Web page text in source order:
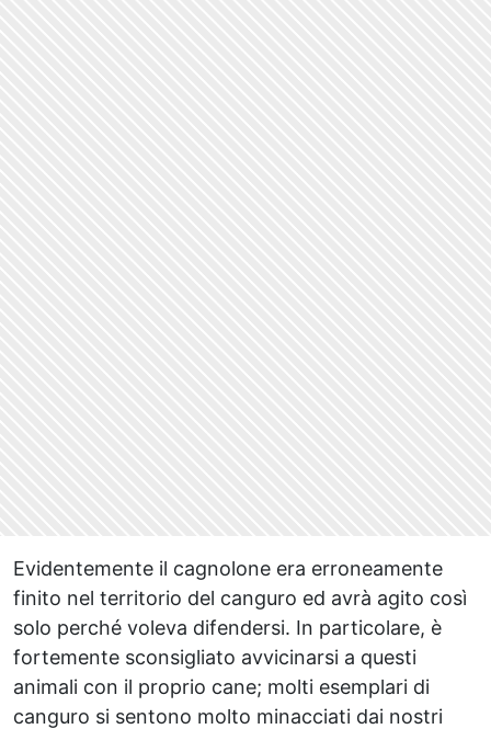
Evidentemente il cagnolone era erroneamente
finito nel territorio del canguro ed avrà agito così
solo perché voleva difendersi. In particolare, è
fortemente sconsigliato avvicinarsi a questi
animali con il proprio cane; molti esemplari di
canguro si sentono molto minacciati dai nostri